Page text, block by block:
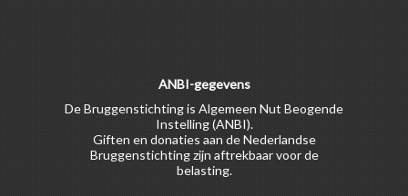
ANBI-gegevens
De Bruggenstichting is Algemeen Nut Beogende
Instelling (ANBI).
Giften en donaties aan de Nederlandse
Bruggenstichting zijn aftrekbaar voor de
belasting.